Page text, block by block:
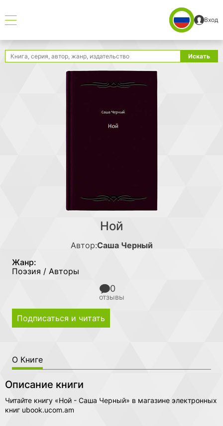
Вход
Поиск Искать
Ной
Автор:Саша Черный
Жанр:
Поэзия / Авторы
0
отзывы
Подписаться и читать
О Книге
Описание книги
Читайте книгу «Ной - Саша Черный» в магазине электронных
книг ubook.ucom.am